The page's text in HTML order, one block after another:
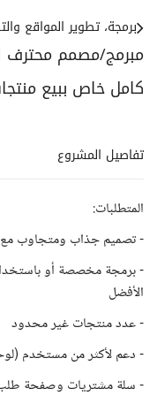
مبرمج/مصمم محترف
كامل خاص ببيع
برمجة، تطوير المواقع
تفاصيل المشروع
المتطلبات:
- تصميم جذاب ومتجاوب مع
الأفضل
- عدد منتجات غير محدود
- دعم لأكثر من مستخدم
- سلة مشتريات وصفحة طلب